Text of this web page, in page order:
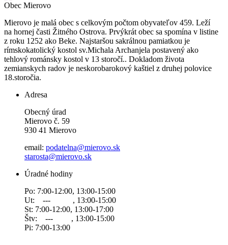
Obec Mierovo
Mierovo je malá obec s celkovým počtom obyvateľov 459. Leží
na hornej časti Žitného Ostrova. Prvýkrát obec sa spomína v listine
z roku 1252 ako Beke. Najstaršou sakrálnou pamiatkou je
rímskokatolický kostol sv.Michala Archanjela postavený ako
tehlový románsky kostol v 13 storočí.. Dokladom života
zemianskych radov je neskorobarokový kaštiel z druhej polovice
18.storočia.
Adresa
Obecný úrad
Mierovo č. 59
930 41 Mierovo
email: podatelna@mierovo.sk
starosta@mierovo.sk
Úradné hodiny
Po: 7:00-12:00, 13:00-15:00
Ut: --- , 13:00-15:00
St: 7:00-12:00, 13:00-17:00
Štv: --- , 13:00-15:00
Pi: 7:00-13:00